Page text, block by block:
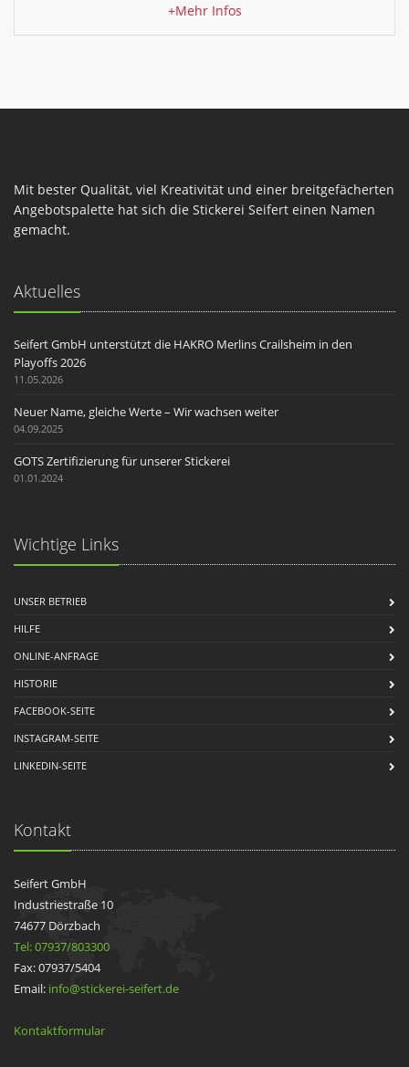
+Mehr Infos
Mit bester Qualität, viel Kreativität und einer breitgefächerten
Angebotspalette hat sich die Stickerei Seifert einen Namen
gemacht.
Aktuelles
Seifert GmbH unterstützt die HAKRO Merlins Crailsheim in den
Playoffs 2026
11.05.2026
Neuer Name, gleiche Werte – Wir wachsen weiter
04.09.2025
GOTS Zertifizierung für unserer Stickerei
01.01.2024
Wichtige Links
UNSER BETRIEB
HILFE
ONLINE-ANFRAGE
HISTORIE
FACEBOOK-SEITE
INSTAGRAM-SEITE
LINKEDIN-SEITE
Kontakt
Seifert GmbH
Industriestraße 10
74677 Dörzbach
Tel: 07937/803300
Fax: 07937/5404
Email: info@stickerei-seifert.de
Kontaktformular